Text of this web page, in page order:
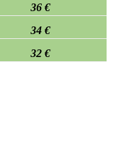
36 €
34 €
32 €